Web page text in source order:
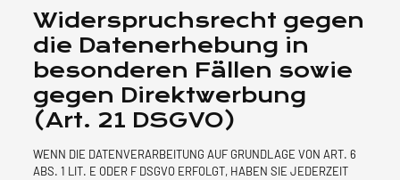
Widerspruchsrecht gegen
die Datenerhebung in
besonderen Fällen sowie
gegen Direktwerbung
(Art. 21 DSGVO)
WENN DIE DATENVERARBEITUNG AUF GRUNDLAGE VON ART. 6
ABS. 1 LIT. E ODER F DSGVO ERFOLGT, HABEN SIE JEDERZEIT